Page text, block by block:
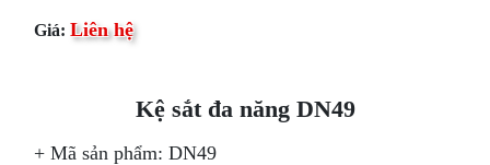
Giá: Liên hệ
Kệ sắt đa năng DN49
+ Mã sản phẩm: DN49